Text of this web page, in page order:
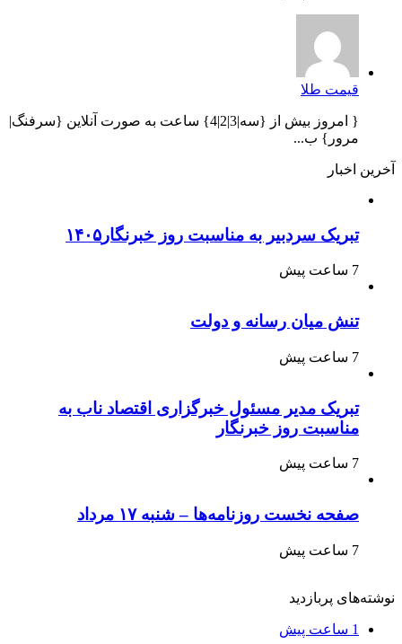
قیمت طلا
{ امروز بیش از {سه|3|2|4} ساعت به صورت آنلاین {سرفنگ|
مرور} ب...
آخرین اخبار
تبریک سردبیر به مناسبت روز خبرنگار۱۴۰۵
7 ساعت پیش
تنش میان رسانه و دولت
7 ساعت پیش
تبریک مدیر مسئول خبرگزاری اقتصاد ناب به
مناسبت روز خبرنگار
7 ساعت پیش
صفحه نخست روزنامه‌ها – شنبه ۱۷ مرداد
7 ساعت پیش
نوشته‌های پربازدید
1 ساعت پیش